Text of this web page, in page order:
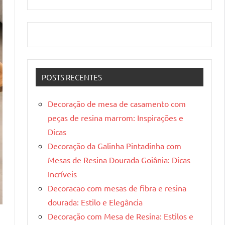
POSTS RECENTES
Decoração de mesa de casamento com
peças de resina marrom: Inspirações e
Dicas
Decoração da Galinha Pintadinha com
Mesas de Resina Dourada Goiânia: Dicas
Incríveis
Decoracao com mesas de fibra e resina
dourada: Estilo e Elegância
Decoração com Mesa de Resina: Estilos e